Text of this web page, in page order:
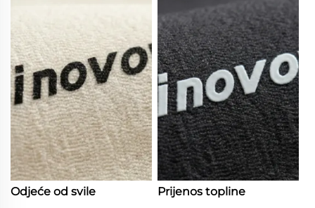
Odjeće od svile Prijenos topline